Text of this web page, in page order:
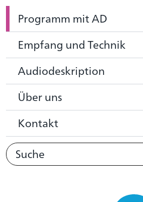
Programm mit AD
Empfang und Technik
Audiodeskription
Über uns
Kontakt